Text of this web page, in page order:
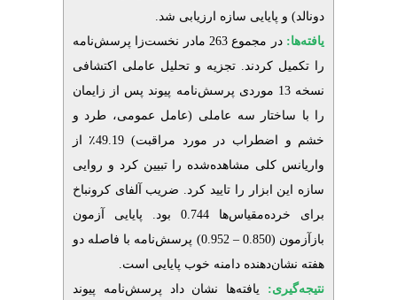
دونالد) و پایایی سازه ارزیابی شد.
یافته‌ها:
در مجموع 263 مادر نخست‌زا پرسش‌نامه
را تکمیل کردند. تجزیه و تحلیل عاملی اکتشافی
نسخه 13 موردی پرسش‌نامه پیوند پس از زایمان
را با ساختار سه عاملی (عامل عمومی، طرد و
خشم و اضطراب در مورد مراقبت) 49.19٪ از
واریانس کلی مشاهده‌شده را تبیین کرد و روایی
سازه این ابزار را تایید کرد. ضریب آلفای کرونباخ
برای خرده‌مقیاس‌ها 0.744
بود. پایایی آزمون
بازآزمون (0.850 – 0.952)
پرسش‌نامه با فاصله دو
هفته نشان‌دهنده دامنه خوب پایایی است.
نتیجه‌گیری: یافته‌ها نشان داد پرسش‌نامه پیوند